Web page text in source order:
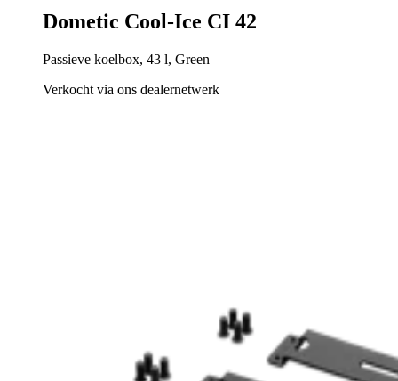
Dometic Cool-Ice CI 42
Passieve koelbox, 43 l, Green
Verkocht via ons dealernetwerk